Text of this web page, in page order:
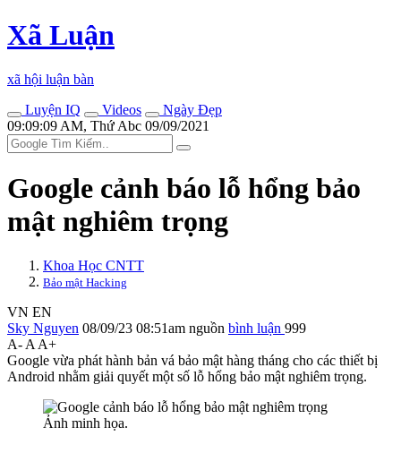
Xã Luận
xã hội luận bàn
Luyện IQ
Videos
Ngày Đẹp
09:09:09 AM, Thứ Abc 09/09/2021
Google cảnh báo lỗ hổng bảo
mật nghiêm trọng
Khoa Học CNTT
Bảo mật Hacking
VN EN
Sky Nguyen 08/09/23 08:51am nguồn bình luận 999
A- A A+
Google vừa phát hành bản vá bảo mật hàng tháng cho các thiết bị
Android nhằm giải quyết một số lỗ hổng bảo mật nghiêm trọng.
Ảnh minh họa.